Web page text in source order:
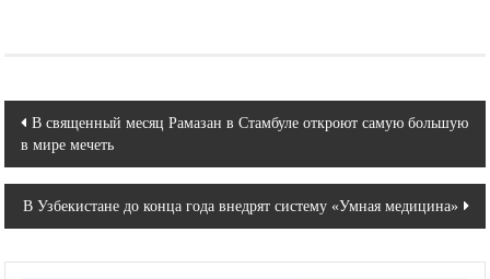
Навигация
по
записям
В священный месяц Рамазан в Стамбуле откроют самую большую
в мире мечеть
В Узбекистане до конца года внедрят систему «Умная медицина»